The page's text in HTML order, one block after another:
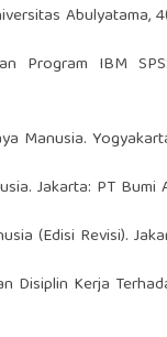
Abulyatama,
Program IBM
Manusia.
Jakarta: PT Bumi
(Edisi Revisi).
Disiplin Kerja